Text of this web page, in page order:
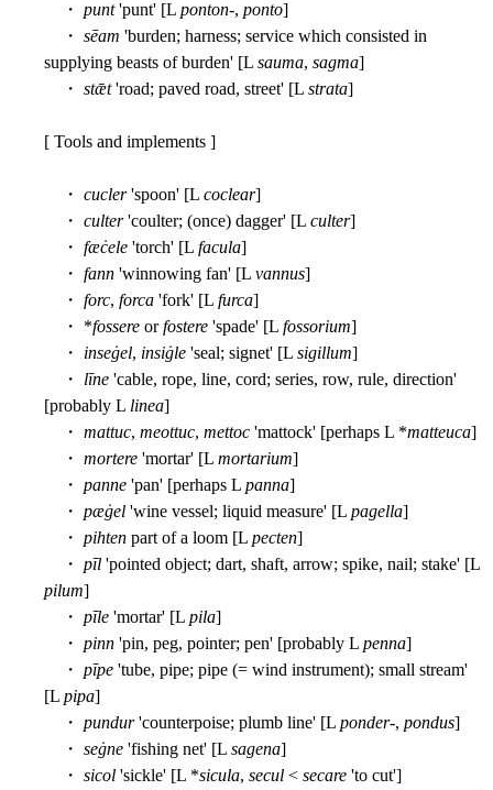
・ punt'punt' [L ponton-, ponto]
・ sēam 'burden; harness; service which consisted in
supplying beasts of burden' [L sauma, sagma]
・ stǣt'road; paved road, street' [L strata]
[ Tools and implements ]
・ cucler'spoon' [L coclear]
・ culter'coulter; (once) dagger' [L culter]
・ fæċele 'torch' [L facula]
・ fann 'winnowing fan' [L vannus]
・ forc, forca 'fork' [L furca]
・ *fossere orfostere 'spade' [L fossorium]
・ inseġel, insiġle 'seal; signet' [L sigillum]
・ līne 'cable, rope, line, cord; series, row, rule, direction'
[probably L linea]
・ mattuc, meottuc, mettoc 'mattock' [perhaps L *matteuca]
・ mortere 'mortar' [L mortarium]
・ panne 'pan' [perhaps L panna]
・ pæġel 'wine vessel; liquid measure' [L pagella]
・ pihten part of a loom [L pecten]
・ pīl 'pointed object; dart, shaft, arrow; spike, nail; stake' [L
pilum]
・ pīle 'mortar' [L pila]
・ pinn 'pin, peg, pointer; pen' [probably L penna]
・ pīpe 'tube, pipe; pipe (= wind instrument); small stream'
[L pipa]
・ pundur'counterpoise; plumb line' [L ponder-, pondus]
・ seġne 'fishing net' [L sagena]
・ sicol 'sickle' [L *sicula, secul < secare 'to cut']